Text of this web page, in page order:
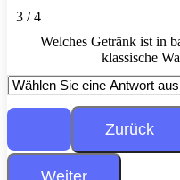
3 / 4
Welches Getränk ist in
klassische